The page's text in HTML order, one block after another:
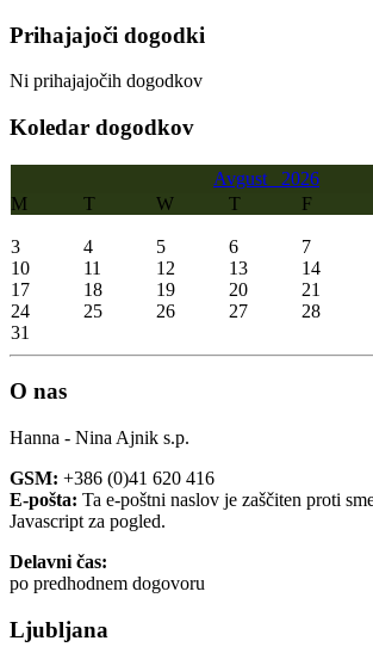
Prihajajoči dogodki
Ni prihajajočih dogodkov
Koledar dogodkov
Avgust 2026
M
T W T F
3
4 5 6 7
10
11 12 13 14
17
18 19 20 21
24
25 26 27 28
31
O nas
Hanna - Nina Ajnik s.p.
GSM: +386 (0)41 620 416
E-pošta: Ta e-poštni naslov je zaščiten proti
Javascript za pogled.
Delavni čas:
po predhodnem dogovoru
Ljubljana